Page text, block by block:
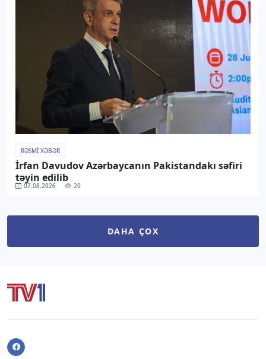
RƏSMI XƏBƏR
İrfan Davudov Azərbaycanın Pakistandakı səfiri
təyin edilib
07.08.2026 20
DAHA ÇOX
Facebook